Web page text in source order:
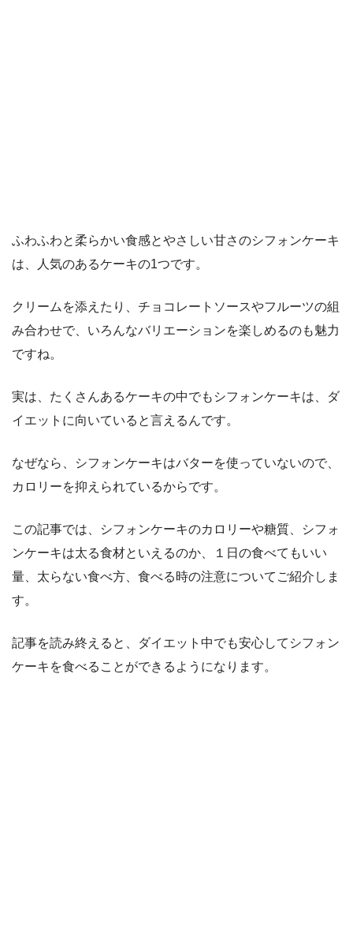
ふわふわと柔らかい食感とやさしい甘さのシフォンケーキ
は、人気のあるケーキの1つです。
クリームを添えたり、チョコレートソースやフルーツの組
み合わせで、いろんなバリエーションを楽しめるのも魅力
ですね。
実は、たくさんあるケーキの中でもシフォンケーキは、ダ
イエットに向いていると言えるんです。
なぜなら、シフォンケーキはバターを使っていないので、
カロリーを抑えられているからです。
この記事では、シフォンケーキのカロリーや糖質、シフォ
ンケーキは太る食材といえるのか、１日の食べてもいい
量、太らない食べ方、食べる時の注意についてご紹介しま
す。
記事を読み終えると、ダイエット中でも安心してシフォン
ケーキを食べることができるようになります。